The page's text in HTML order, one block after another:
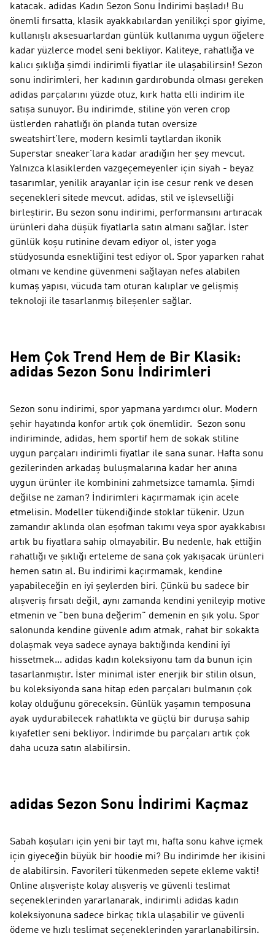
katacak. adidas Kadın Sezon Sonu İndirimi başladı! Bu
önemli fırsatta, klasik ayakkabılardan yenilikçi spor giyime,
kullanışlı aksesuarlardan günlük kullanıma uygun öğelere
kadar yüzlerce model seni bekliyor. Kaliteye, rahatlığa ve
kalıcı şıklığa şimdi indirimli fiyatlar ile ulaşabilirsin! Sezon
sonu indirimleri, her kadının gardırobunda olması gereken
adidas parçalarını yüzde otuz, kırk hatta elli indirim ile
satışa sunuyor. Bu indirimde, stiline yön veren crop
üstlerden rahatlığı ön planda tutan oversize
sweatshirt'lere, modern kesimli taytlardan ikonik
Superstar sneaker'lara kadar aradığın her şey mevcut.
Yalnızca klasiklerden vazgeçemeyenler için siyah - beyaz
tasarımlar, yenilik arayanlar için ise cesur renk ve desen
seçenekleri sitede mevcut. adidas, stil ve işlevselliği
birleştirir. Bu sezon sonu indirimi, performansını artıracak
ürünleri daha düşük fiyatlarla satın almanı sağlar. İster
günlük koşu rutinine devam ediyor ol, ister yoga
stüdyosunda esnekliğini test ediyor ol. Spor yaparken rahat
olmanı ve kendine güvenmeni sağlayan nefes alabilen
kumaş yapısı, vücuda tam oturan kalıplar ve gelişmiş
teknoloji ile tasarlanmış bileşenler sağlar.
Hem Çok Trend Hem de Bir Klasik:
adidas Sezon Sonu İndirimleri
Sezon sonu indirimi, spor yapmana yardımcı olur. Modern
şehir hayatında konfor artık çok önemlidir. Sezon sonu
indiriminde, adidas, hem sportif hem de sokak stiline
uygun parçaları indirimli fiyatlar ile sana sunar. Hafta sonu
gezilerinden arkadaş buluşmalarına kadar her anına
uygun ürünler ile kombinini zahmetsizce tamamla. Şimdi
değilse ne zaman? İndirimleri kaçırmamak için acele
etmelisin. Modeller tükendiğinde stoklar tükenir. Uzun
zamandır aklında olan eşofman takımı veya spor ayakkabısı
artık bu fiyatlara sahip olmayabilir. Bu nedenle, hak ettiğin
rahatlığı ve şıklığı erteleme de sana çok yakışacak ürünleri
hemen satın al. Bu indirimi kaçırmamak, kendine
yapabileceğin en iyi şeylerden biri. Çünkü bu sadece bir
alışveriş fırsatı değil, aynı zamanda kendini yenileyip motive
etmenin ve "ben buna değerim" demenin en şık yolu. Spor
salonunda kendine güvenle adım atmak, rahat bir sokakta
dolaşmak veya sadece aynaya baktığında kendini iyi
hissetmek... adidas kadın koleksiyonu tam da bunun için
tasarlanmıştır. İster minimal ister enerjik bir stilin olsun,
bu koleksiyonda sana hitap eden parçaları bulmanın çok
kolay olduğunu göreceksin. Günlük yaşamın temposuna
ayak uydurabilecek rahatlıkta ve güçlü bir duruşa sahip
kıyafetler seni bekliyor. İndirimde bu parçaları artık çok
daha ucuza satın alabilirsin.
adidas Sezon Sonu İndirimi Kaçmaz
Sabah koşuları için yeni bir tayt mı, hafta sonu kahve içmek
için giyeceğin büyük bir hoodie mi? Bu indirimde her ikisini
de alabilirsin. Favorileri tükenmeden sepete ekleme vakti!
Online alışverişte kolay alışveriş ve güvenli teslimat
seçeneklerinden yararlanarak, indirimli adidas kadın
koleksiyonuna sadece birkaç tıkla ulaşabilir ve güvenli
ödeme ve hızlı teslimat seçeneklerinden yararlanabilirsin.